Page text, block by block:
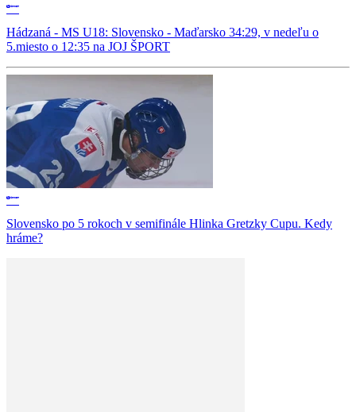
Hádzaná - MS U18: Slovensko - Maďarsko 34:29, v nedeľu o
5.miesto o 12:35 na JOJ ŠPORT
Slovensko po 5 rokoch v semifinále Hlinka Gretzky Cupu. Kedy
hráme?